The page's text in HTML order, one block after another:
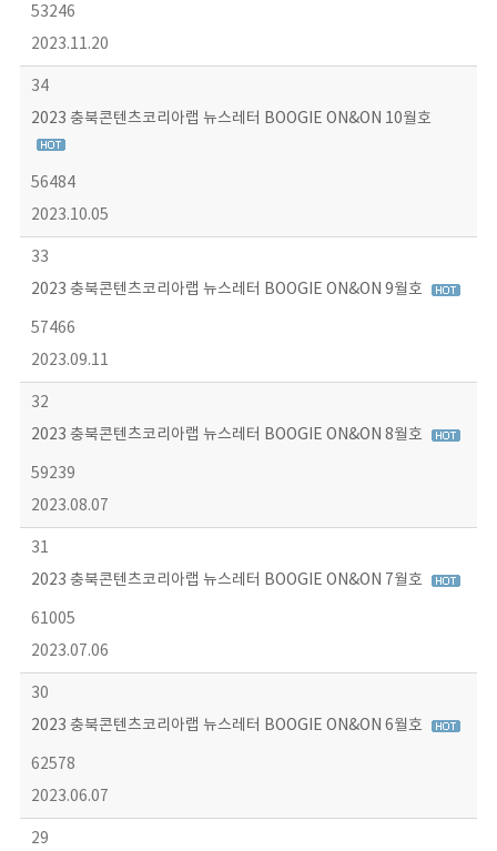
53246
2023.11.20
34
2023 충북콘텐츠코리아랩 뉴스레터 BOOGIE ON&ON 10월호
56484
2023.10.05
33
2023 충북콘텐츠코리아랩 뉴스레터 BOOGIE ON&ON 9월호
57466
2023.09.11
32
2023 충북콘텐츠코리아랩 뉴스레터 BOOGIE ON&ON 8월호
59239
2023.08.07
31
2023 충북콘텐츠코리아랩 뉴스레터 BOOGIE ON&ON 7월호
61005
2023.07.06
30
2023 충북콘텐츠코리아랩 뉴스레터 BOOGIE ON&ON 6월호
62578
2023.06.07
29